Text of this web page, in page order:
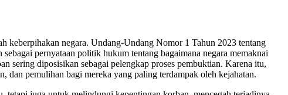
keberpihakan negara. Undang-Undang Nomor 1 Tahun 2023 tentang
pernyataan politik hukum tentang bagaimana negara memaknai
sering diposisikan sebagai pelengkap proses pembuktian. Karena itu,
dan pemulihan bagi mereka yang paling terdampak oleh kejahatan.